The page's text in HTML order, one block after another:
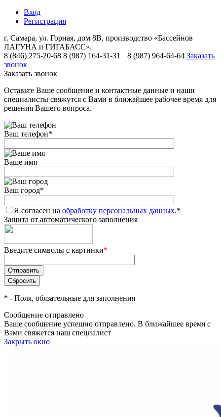
Вход
Регистрация
г. Самара, ул. Горная, дом 8В, производство «Бассейнов
ЛАГУНА и ГИГАБАСС».
8 (846) 275-20-68 8 (987) 164-31-31 8 (987) 964-64-64 Заказать
звонок
Заказать звонок
Оставьте Ваше сообщение и контактные данные и наши
специалисты свяжутся с Вами в ближайшее рабочее время для
решения Вашего вопроса.
Ваш телефон*
Ваше имя
Ваш город*
Я согласен на обработку персональных данных.*
Защита от автоматического заполнения
Введите символы с картинки*
* - Поля, обязательные для заполнения
Сообщение отправлено
Ваше сообщение успешно отправлено. В ближайшее время с
Вами свяжется наш специалист
Закрыть окно